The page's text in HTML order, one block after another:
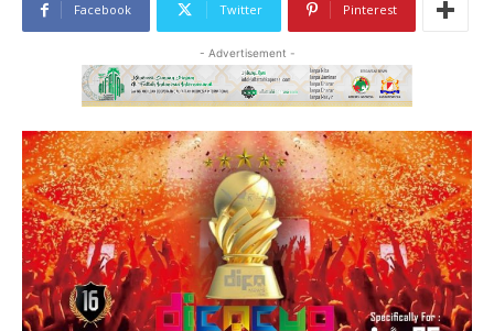
Facebook Twitter Pinterest
- Advertisement -